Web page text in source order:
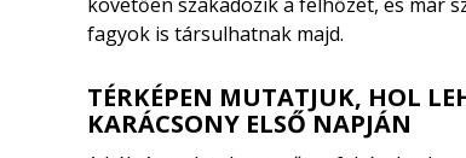
fagyok is társulhatnak majd.
TÉRKÉPEN MUTATJUK, HOL
KARÁCSONY ELSŐ NAPJÁN